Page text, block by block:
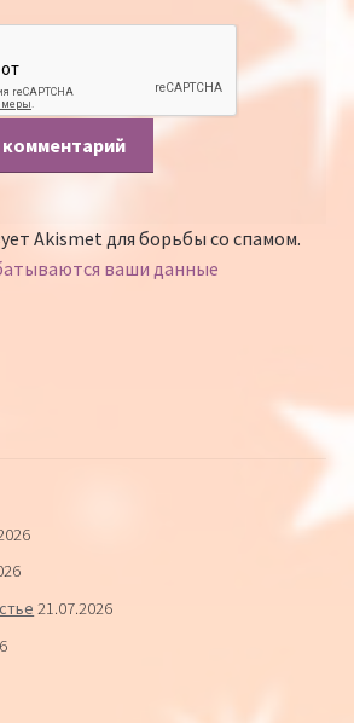
Akismet для борьбы со спамом.
ваши данные
21.07.2026